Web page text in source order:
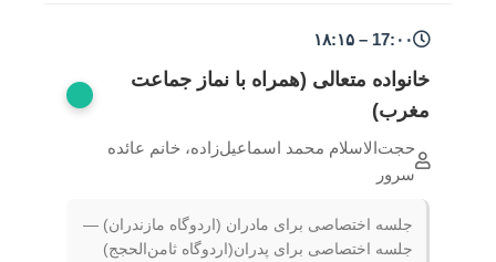
17:۰۰ – ۱۸:۱۵
خانواده متعالی (همراه با نماز جماعت
مغرب)
حجت‌الاسلام محمد اسماعیل‌زاده، خانم عائده
سرور
جلسه اختصاصی برای مادران (اردوگاه مازندران) —
جلسه اختصاصی برای پدران(اردوگاه ثامن‌الحجج)